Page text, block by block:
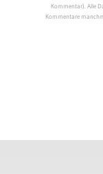
Kommentar). Alle
Kommentare